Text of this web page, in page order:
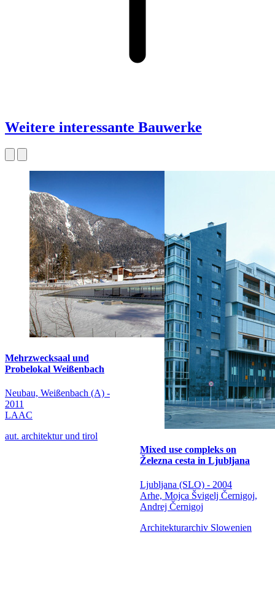
Weitere interessante Bauwerke
Mehrzwecksaal und
Probelokal Weißenbach
Neubau, Weißenbach (A) -
2011
LAAC
aut. architektur und tirol
Mixed use compleks on
Železna cesta in Ljubljana
Ljubljana (SLO) - 2004
Arhe, Mojca Švigelj Černigoj,
Andrej Černigoj
Architekturarchiv Slowenien